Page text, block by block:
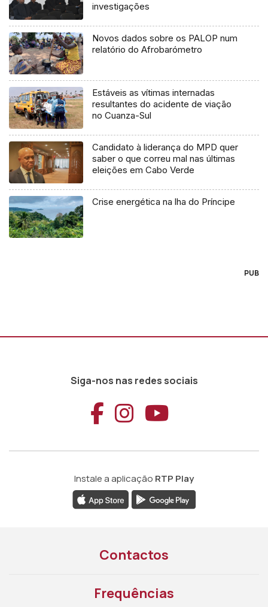
investigações
Novos dados sobre os PALOP num
relatório do Afrobarómetro
Estáveis as vítimas internadas
resultantes do acidente de viação
no Cuanza-Sul
Candidato à liderança do MPD quer
saber o que correu mal nas últimas
eleições em Cabo Verde
Crise energética na lha do Príncipe
PUB
Siga-nos nas redes sociais
Aceder ao
Aceder ao
Aceder
Instale a aplicação RTP Play
Contactos
Frequências